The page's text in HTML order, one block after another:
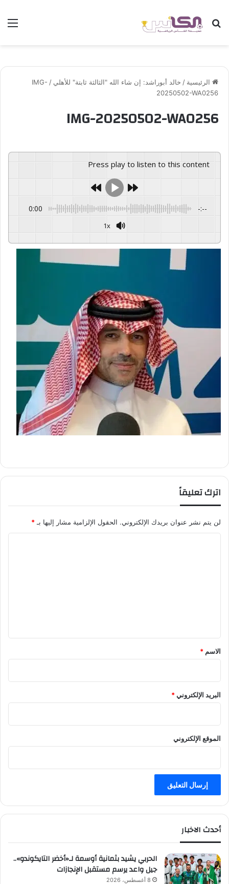
بحث عن
الرئيسية / خالد أبوراشد: إن شاء الله "الثالثة ثابتة" للأهلي /
IMG-
20250502-WA0256
IMG-20250502-WA0256
Press play to listen to this content
0:00 -:--
1x
اترك تعليقاً
لن يتم نشر عنوان بريدك الإلكتروني. الحقول الإلزامية مشار إليها بـ *
*
الاسم *
البريد الإلكتروني*
الموقع الإلكتروني
أحدث الاخبار
الحربي يشيد بثمانية أوسمة لـ«أخضر التايكوندو»..
جيل واعد يرسم مستقبل الإنجازات
8 أغسطس، 2026